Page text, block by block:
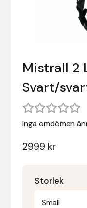
Mistrall 2
Svart/
Inga omdömen
2999 kr
Storlek
Small
Vojlockar och
Träning och longering
Ridbyxor, kjolar,
Ridjackor, kappor,
Ridskor och ridstövlar
Tävlingskavajer och
Boett
Bomber Bits
Bucas